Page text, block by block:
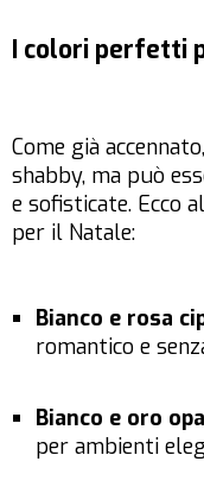
I colori perfetti
Come già
shabby, ma può
e sofisticate. Ecco
per il Natale:
Bianco e rosa
romantico e
Bianco e oro
per ambienti